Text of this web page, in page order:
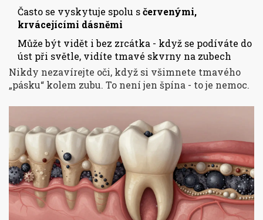
Často se vyskytuje spolu sčervenými,
krvácejícími dásněmi
Může být vidět i bez zrcátka - když se podíváte do
úst při světle, vidíte tmavé skvrny na zubech
Nikdy nezavírejte oči, když si všimnete tmavého
„pásku“ kolem zubu. To není jen špína - to je nemoc.